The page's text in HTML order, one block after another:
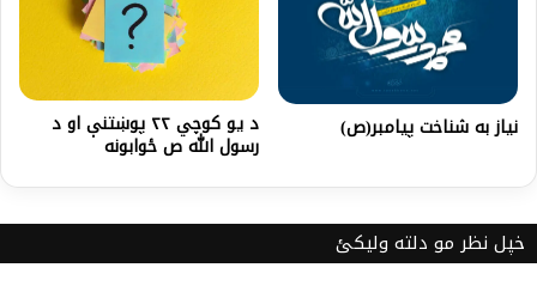
نياز به شناخت پيامبر(ص) د یو کوچي ۲۲ پوښتنې او د
رسول الله ص ځوابونه
خپل نظر مو دلته ولیکئ